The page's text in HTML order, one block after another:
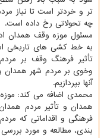
تر و خردتر است تا نیاز
چه تحولاتی رخ داده است.
مسئول موزه وقف همدان
به خط کشی های تاریخی
تأثیر فرهنگ وقف بر
وخوی بر مردم شهر همدان و
آنها بپردازیم.
محمدی اضافه می کند:
همدان و تأثیر مردم
فرهنگی و اقداماتی که
بندی، مطالعه و مورد